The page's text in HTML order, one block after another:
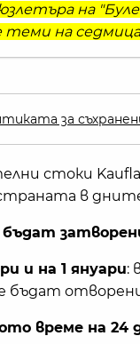
на
на
за
стоки
в дните
и на 1 януари:
отворени
време на 24